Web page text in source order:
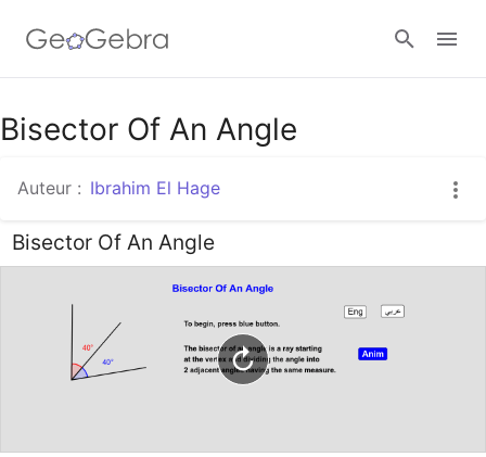
Google Classroom
Classe GeoGebra
Bisector Of An Angle
Auteur : Ibrahim El Hage
Bisector Of An Angle